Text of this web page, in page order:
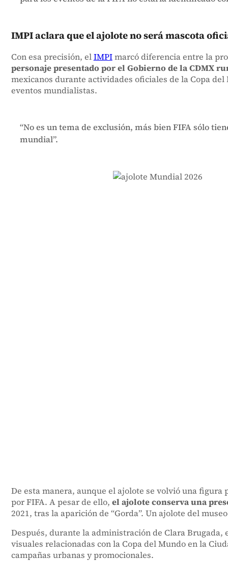
IMPI aclara que el ajolote no será mascota
Con esa precisión, elIMPImarcó diferencia entre la
personaje presentado por el Gobierno de la CDMX
mexicanos durante actividades oficiales de la Copa
eventos mundialistas.
“No es un tema de exclusión, más bien FIFA sólo
mundial”.
De esta manera, aunque el ajolote se volvió una
por FIFA. A pesar de ello, el ajolote conserva una
2021, tras la aparición de “Gorda”. Un ajolote del
Después, durante la administración de Clara
visuales relacionadas con la Copa del Mundo en la
campañas urbanas y promocionales.